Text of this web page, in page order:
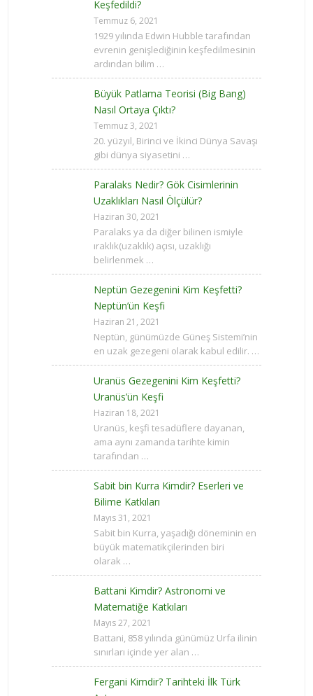
Keşfedildi?
Temmuz 6, 2021
1929 yılında Edwin Hubble tarafından
evrenin genişlediğinin keşfedilmesinin
ardından bilim …
Büyük Patlama Teorisi (Big Bang)
Nasıl Ortaya Çıktı?
Temmuz 3, 2021
20. yüzyıl, Birinci ve İkinci Dünya Savaşı
gibi dünya siyasetini …
Paralaks Nedir? Gök Cisimlerinin
Uzaklıkları Nasıl Ölçülür?
Haziran 30, 2021
Paralaks ya da diğer bilinen ismiyle
ıraklık(uzaklık) açısı, uzaklığı
belirlenmek …
Neptün Gezegenini Kim Keşfetti?
Neptün’ün Keşfi
Haziran 21, 2021
Neptün, günümüzde Güneş Sistemi’nin
en uzak gezegeni olarak kabul edilir. …
Uranüs Gezegenini Kim Keşfetti?
Uranüs’ün Keşfi
Haziran 18, 2021
Uranüs, keşfi tesadüflere dayanan,
ama aynı zamanda tarihte kimin
tarafından …
Sabit bin Kurra Kimdir? Eserleri ve
Bilime Katkıları
Mayıs 31, 2021
Sabit bin Kurra, yaşadığı döneminin en
büyük matematikçilerinden biri
olarak …
Battani Kimdir? Astronomi ve
Matematiğe Katkıları
Mayıs 27, 2021
Battani, 858 yılında günümüz Urfa ilinin
sınırları içinde yer alan …
Fergani Kimdir? Tarihteki İlk Türk